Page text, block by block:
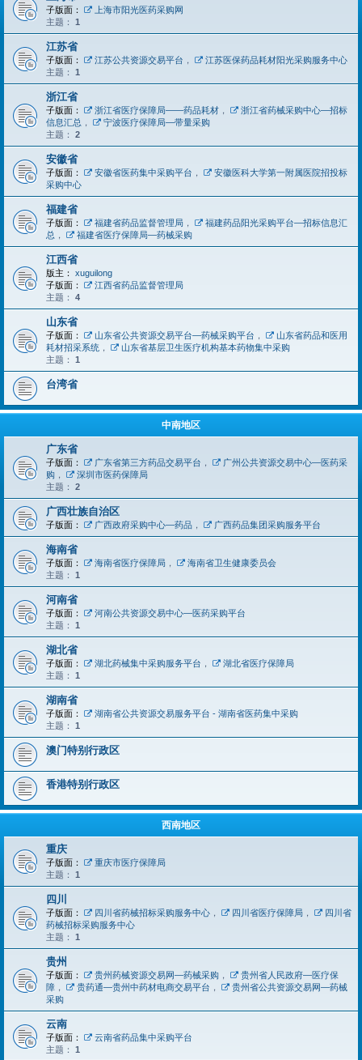
子版面：
上海市阳光医药采购网
主题： 1
江苏省
子版面： 江苏公共资源交易平台 ，
江苏医保药品耗材阳光采购服务中心
主题： 1
浙江省
子版面： 浙江省医疗保障局——药品耗材，
浙江省药械采购中心—招标
信息汇总 ，
宁波医疗保障局—带量采购
主题： 2
安徽省
子版面： 安徽省医药集中采购平台 ，
安徽医科大学第一附属医院招投标
采购中心
福建省
子版面： 福建省药品监督管理局，
福建药品阳光采购平台—招标信息汇
总 ， 福建省医疗保障局—药械采购
江西省
版主：
xuguilong
子版面：
江西省药品监督管理局
主题： 4
山东省
子版面： 山东省公共资源交易平台—药械采购平台 ，
山东省药品和医用
耗材招采系统 ，
山东省基层卫生医疗机构基本药物集中采购
主题： 1
台湾省
中南地区
广东省
子版面： 广东省第三方药品交易平台 ，
广州公共资源交易中心—医药采
购 ，
深圳市医药保障局
主题： 2
广西壮族自治区
子版面： 广西政府采购中心—药品， 广西药品集团采购服务平台
海南省
子版面： 海南省医疗保障局 ，
海南省卫生健康委员会
主题： 1
河南省
子版面：
河南公共资源交易中心—医药采购平台
主题： 1
湖北省
子版面： 湖北药械集中采购服务平台 ，
湖北省医疗保障局
主题： 1
湖南省
子版面：
湖南省公共资源交易服务平台 - 湖南省医药集中采购
主题： 1
澳门特别行政区
香港特别行政区
西南地区
重庆
子版面：
重庆市医疗保障局
主题： 1
四川
子版面： 四川省药械招标采购服务中心， 四川省医疗保障局 ，
四川省
药械招标采购服务中心
主题： 1
贵州
子版面： 贵州药械资源交易网—药械采购，
贵州省人民政府—医疗保
障 ， 贵药通—贵州中药材电商交易平台 ，
贵州省公共资源交易网—药械
采购
云南
子版面：
云南省药品集中采购平台
主题： 1